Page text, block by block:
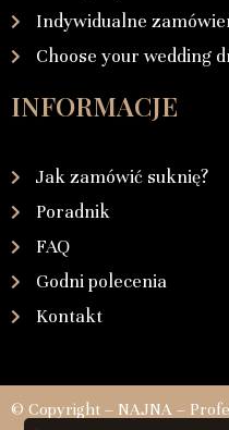
Indywidualne
Choose your wedding
INFORMACJE
Jak zamówić suknię?
Poradnik
FAQ
Godni polecenia
Kontakt
© Copyright – NAJNA –